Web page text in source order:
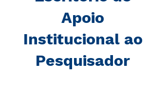
Apoio
Institucional ao
Pesquisador